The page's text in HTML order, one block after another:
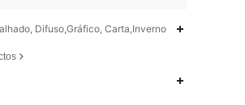
Difuso,Gráfico, Carta,Inverno